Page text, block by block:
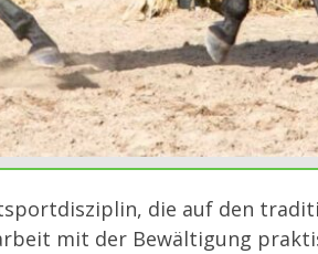
die auf den
mit der Bewältigung